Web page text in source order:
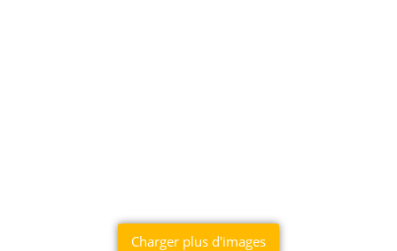
Charger plus d'images